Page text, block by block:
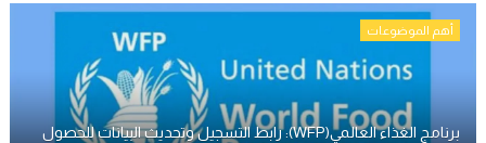
أهم الموضوعات
برنامج الغذاء العالمي(WFP): رابط التسجيل وتحديث البيانات للحصول